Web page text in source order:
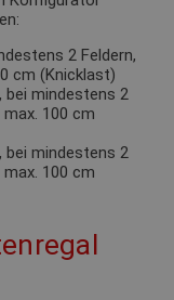
2 Feldern,
cm (Knicklast)
bei mindestens 2
100 cm
bei mindestens 2
100 cm